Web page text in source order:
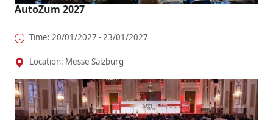
AutoZum 2027
Time: 20/01/2027 - 23/01/2027
Location: Messe Salzburg